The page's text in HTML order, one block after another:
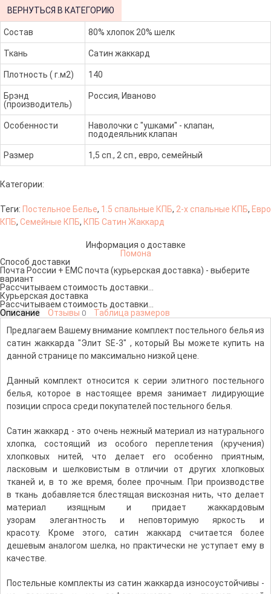
ВЕРНУТЬСЯ В КАТЕГОРИЮ
Состав 80% хлопок 20% шелк
Ткань Сатин жаккард
Плотность ( г.м2) 140
Брэнд
(производитель)
Россия, Иваново
Особенности
Наволочки с "ушками" - клапан,
пододеяльник клапан
Размер 1,5 сп., 2 сп., евро, семейный
Категории:
Теги: Постельное Белье, 1.5 спальные КПБ, 2-х спальные КПБ, Евро
КПБ, Семейные КПБ, КПБ Сатин Жаккард
Информация о доставке
Помона
Способ доставки
Почта России + ЕМС почта (курьерская доставка) - выберите
вариант
Рассчитываем стоимость доставки...
Курьерская доставка
Рассчитываем стоимость доставки...
Описание
Отзывы 0
Таблица размеров
Предлагаем Вашему внимание комплект постельного белья из
сатин жаккарда "Элит SE-3" , который Вы можете купить на
данной странице по максимально низкой цене.
Данный комплект относится к серии элитного постельного
белья, которое в настоящее время занимает лидирующие
позиции спроса среди покупателей постельного белья.
Сатин жаккард - это очень нежный материал из натурального
хлопка, состоящий из особого переплетения (кручения)
хлопковых нитей, что делает его особенно приятным,
ласковым и шелковистым в отличии от других хлопковых
тканей и, в то же время, более прочным. При производстве
в ткань добавляется блестящая вискозная нить, что делает
материал изящным и придает жаккардовым
узорам элегантность и неповторимую яркость и
красоту. Кроме этого, сатин жаккард считается более
дешевым аналогом шелка, но практически не уступает ему в
качестве.
Постельные комплекты из сатин жаккарда износоустойчивы -